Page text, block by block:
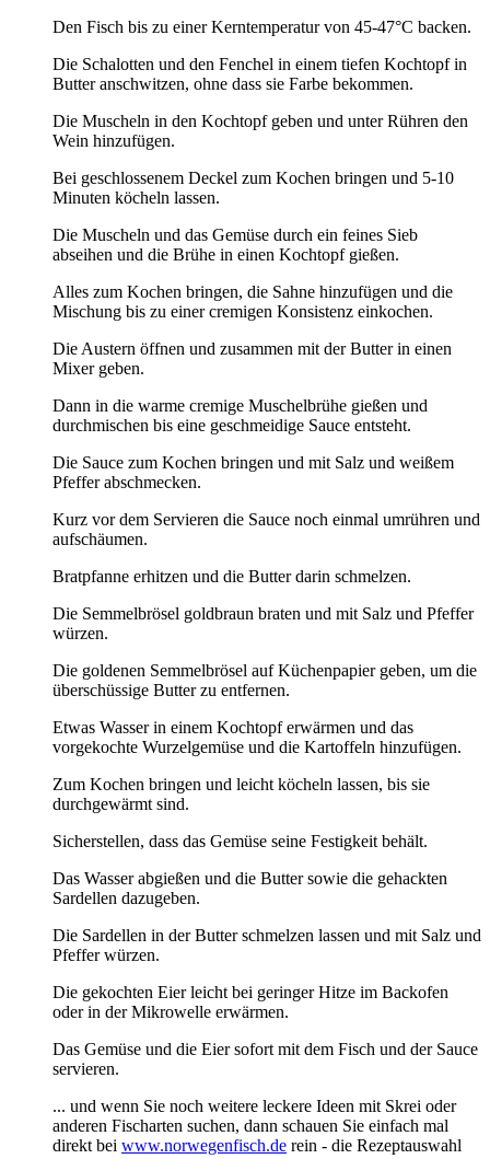
Den Fisch bis zu einer Kerntemperatur von 45-47°C backen.
Die Schalotten und den Fenchel in einem tiefen Kochtopf in
Butter anschwitzen, ohne dass sie Farbe bekommen.
Die Muscheln in den Kochtopf geben und unter Rühren den
Wein hinzufügen.
Bei geschlossenem Deckel zum Kochen bringen und 5-10
Minuten köcheln lassen.
Die Muscheln und das Gemüse durch ein feines Sieb
abseihen und die Brühe in einen Kochtopf gießen.
Alles zum Kochen bringen, die Sahne hinzufügen und die
Mischung bis zu einer cremigen Konsistenz einkochen.
Die Austern öffnen und zusammen mit der Butter in einen
Mixer geben.
Dann in die warme cremige Muschelbrühe gießen und
durchmischen bis eine geschmeidige Sauce entsteht.
Die Sauce zum Kochen bringen und mit Salz und weißem
Pfeffer abschmecken.
Kurz vor dem Servieren die Sauce noch einmal umrühren und
aufschäumen.
Bratpfanne erhitzen und die Butter darin schmelzen.
Die Semmelbrösel goldbraun braten und mit Salz und Pfeffer
würzen.
Die goldenen Semmelbrösel auf Küchenpapier geben, um die
überschüssige Butter zu entfernen.
Etwas Wasser in einem Kochtopf erwärmen und das
vorgekochte Wurzelgemüse und die Kartoffeln hinzufügen.
Zum Kochen bringen und leicht köcheln lassen, bis sie
durchgewärmt sind.
Sicherstellen, dass das Gemüse seine Festigkeit behält.
Das Wasser abgießen und die Butter sowie die gehackten
Sardellen dazugeben.
Die Sardellen in der Butter schmelzen lassen und mit Salz und
Pfeffer würzen.
Die gekochten Eier leicht bei geringer Hitze im Backofen
oder in der Mikrowelle erwärmen.
Das Gemüse und die Eier sofort mit dem Fisch und der Sauce
servieren.
... und wenn Sie noch weitere leckere Ideen mit Skrei oder
anderen Fischarten suchen, dann schauen Sie einfach mal
direkt bei www.norwegenfisch.de rein - die Rezeptauswahl